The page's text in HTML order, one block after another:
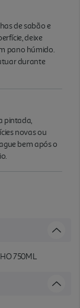
de sabão e
deixe
pano húmido.
durante
pintada,
novas ou
bem após o
750ML